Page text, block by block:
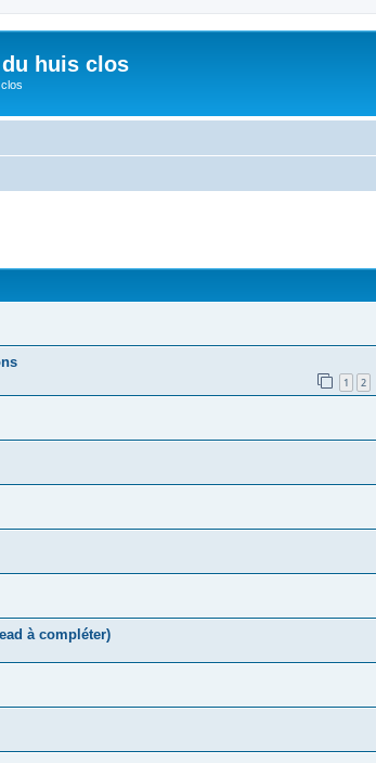
huis clos
1 2
à compléter)